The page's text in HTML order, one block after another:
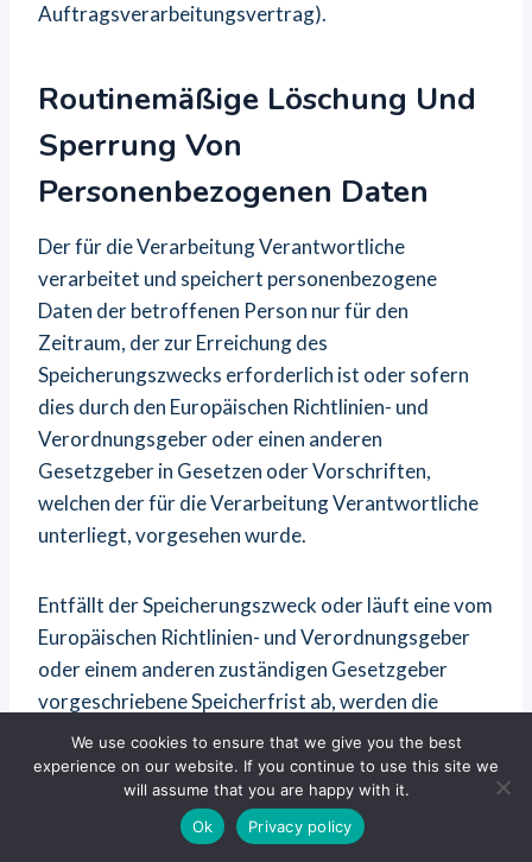
Auftragsverarbeitungsvertrag).
Routinemäßige Löschung Und
Sperrung Von
Personenbezogenen Daten
Der für die Verarbeitung Verantwortliche
verarbeitet und speichert personenbezogene
Daten der betroffenen Person nur für den
Zeitraum, der zur Erreichung des
Speicherungszwecks erforderlich ist oder sofern
dies durch den Europäischen Richtlinien- und
Verordnungsgeber oder einen anderen
Gesetzgeber in Gesetzen oder Vorschriften,
welchen der für die Verarbeitung Verantwortliche
unterliegt, vorgesehen wurde.
Entfällt der Speicherungszweck oder läuft eine vom
Europäischen Richtlinien- und Verordnungsgeber
oder einem anderen zuständigen Gesetzgeber
vorgeschriebene Speicherfrist ab, werden die
personenbezogenen Daten routinemäßig und
entsprechend den gesetzlichen Vorschriften
gesperrt oder gelöscht.
We use cookies to ensure that we give you the best
experience on our website. If you continue to use this site we
will assume that you are happy with it.
Ok
Privacy policy